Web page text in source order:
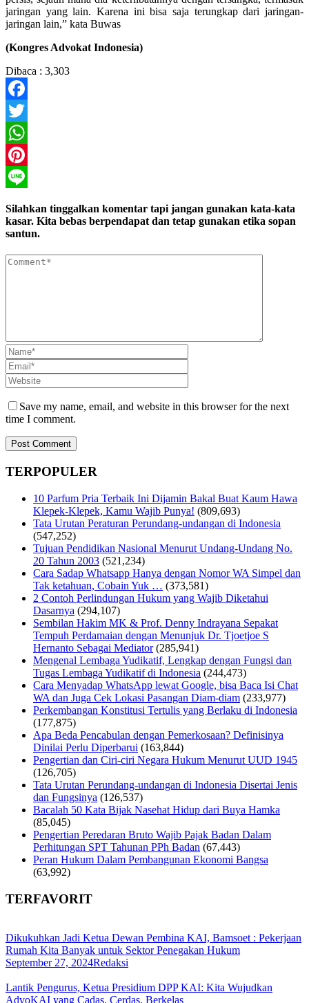
jaringan yang lain. Karena ini bisa saja terungkap dari jaringan-
jaringan lain,” kata Buwas
(Kongres Advokat Indonesia)
Dibaca : 3,303
Facebook
Twitter
WhatsApp
Pinterest
Silahkan tinggalkan komentar tapi jangan gunakan kata-kata
kasar. Kita bebas berpendapat dan tetap gunakan etika sopan
santun.
Save my name, email, and website in this browser for the next
time I comment.
TERPOPULER
10 Parfum Pria Terbaik Ini Dijamin Bakal Buat Kaum Hawa
Klepek-Klepek, Kamu Wajib Punya! (809,693)
Tata Urutan Peraturan Perundang-undangan di Indonesia
(547,252)
Tujuan Pendidikan Nasional Menurut Undang-Undang No.
20 Tahun 2003 (521,234)
Cara Sadap Whatsapp Hanya dengan Nomor WA Simpel dan
Tak ketahuan, Cobain Yuk … (373,581)
2 Contoh Perlindungan Hukum yang Wajib Diketahui
Dasarnya (294,107)
Sembilan Hakim MK & Prof. Denny Indrayana Sepakat
Tempuh Perdamaian dengan Menunjuk Dr. Tjoetjoe S
Hernanto Sebagai Mediator (285,941)
Mengenal Lembaga Yudikatif, Lengkap dengan Fungsi dan
Tugas Lembaga Yudikatif di Indonesia (244,473)
Cara Menyadap WhatsApp lewat Google, bisa Baca Isi Chat
WA dan Juga Cek Lokasi Pasangan Diam-diam (233,977)
Perkembangan Konstitusi Tertulis yang Berlaku di Indonesia
(177,875)
Apa Beda Pencabulan dengan Pemerkosaan? Definisinya
Dinilai Perlu Diperbarui (163,844)
Pengertian dan Ciri-ciri Negara Hukum Menurut UUD 1945
(126,705)
Tata Urutan Perundang-undangan di Indonesia Disertai Jenis
dan Fungsinya (126,537)
Bacalah 50 Kata Bijak Nasehat Hidup dari Buya Hamka
(85,045)
Pengertian Peredaran Bruto Wajib Pajak Badan Dalam
Perhitungan SPT Tahunan PPh Badan (67,443)
Peran Hukum Dalam Pembangunan Ekonomi Bangsa
(63,992)
TERFAVORIT
Dikukuhkan Jadi Ketua Dewan Pembina KAI, Bamsoet : Pekerjaan
Rumah Kita Banyak untuk Sektor Penegakan Hukum
September 27, 2024Redaksi
Lantik Pengurus, Ketua Presidium DPP KAI: Kita Wujudkan
AdvoKAI yang Cadas, Cerdas, Berkelas